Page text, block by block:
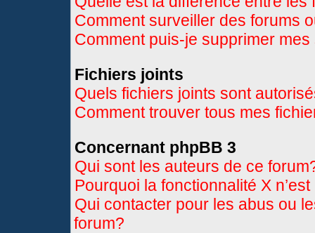
Comment surveiller des forums
Comment puis-je supprimer
Fichiers joints
Quels fichiers joints sont
Comment trouver tous mes
Concernant phpBB 3
Qui sont les auteurs de ce
Pourquoi la fonctionnalité X
Qui contacter pour les abus ou
forum?